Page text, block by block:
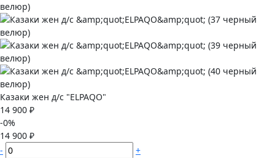
Казаки жен д/с "ELPAQO"
14 900 ₽
-0%
14 900 ₽
-
+